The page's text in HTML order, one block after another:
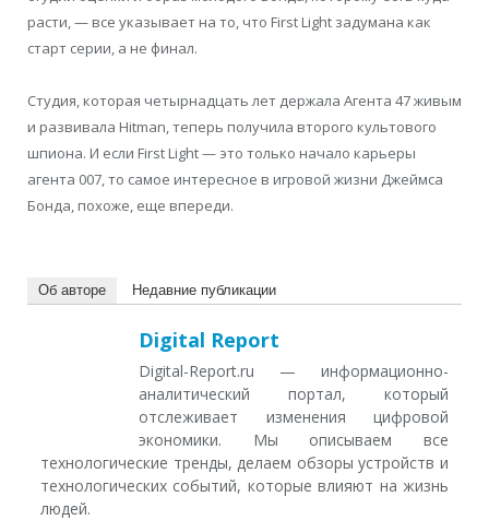
расти, — все указывает на то, что First Light задумана как
старт серии, а не финал.
Студия, которая четырнадцать лет держала Агента 47 живым
и развивала Hitman, теперь получила второго культового
шпиона. И если First Light — это только начало карьеры
агента 007, то самое интересное в игровой жизни Джеймса
Бонда, похоже, еще впереди.
Об авторе Недавние публикации
Digital Report
Digital-Report.ru — информационно-
аналитический портал, который
отслеживает изменения цифровой
экономики. Мы описываем все
технологические тренды, делаем обзоры устройств и
технологических событий, которые влияют на жизнь
людей.